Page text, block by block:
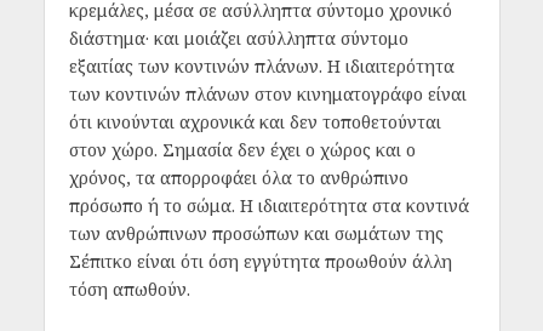
κρεμάλες, μέσα σε ασύλληπτα σύντομο χρονικό
διάστημα· και μοιάζει ασύλληπτα σύντομο
εξαιτίας των κοντινών πλάνων. Η ιδιαιτερότητα
των κοντινών πλάνων στον κινηματογράφο είναι
ότι κινούνται αχρονικά και δεν τοποθετούνται
στον χώρο. Σημασία δεν έχει ο χώρος και ο
χρόνος, τα απορροφάει όλα το ανθρώπινο
πρόσωπο ή το σώμα. Η ιδιαιτερότητα στα κοντινά
των ανθρώπινων προσώπων και σωμάτων της
Σέπιτκο είναι ότι όση εγγύτητα προωθούν άλλη
τόση απωθούν.